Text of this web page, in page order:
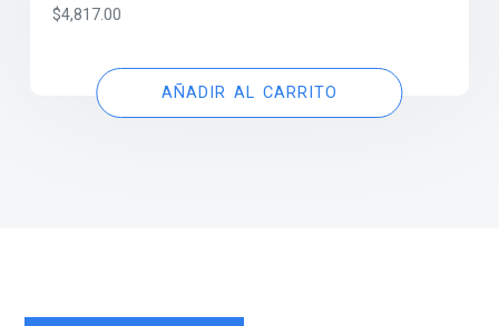
$4,817.00
AÑADIR AL CARRITO